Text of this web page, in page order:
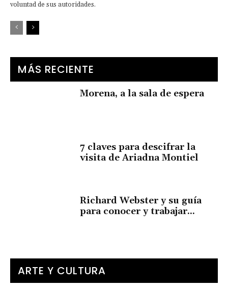
voluntad de sus autoridades.
MÁS RECIENTE
Morena, a la sala de espera
7 claves para descifrar la
visita de Ariadna Montiel
Richard Webster y su guía
para conocer y trabajar...
ARTE Y CULTURA